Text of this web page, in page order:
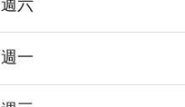
週六
週一